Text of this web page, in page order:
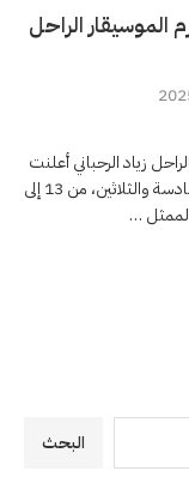
تكرم الموسيقار الراحل
الراحل زياد الرحباني أعلنت
الهيئة المديرة لأيام قرطاج السينيمائية في دورتها السادسة والثلاثين، من 13 إلى
البحث